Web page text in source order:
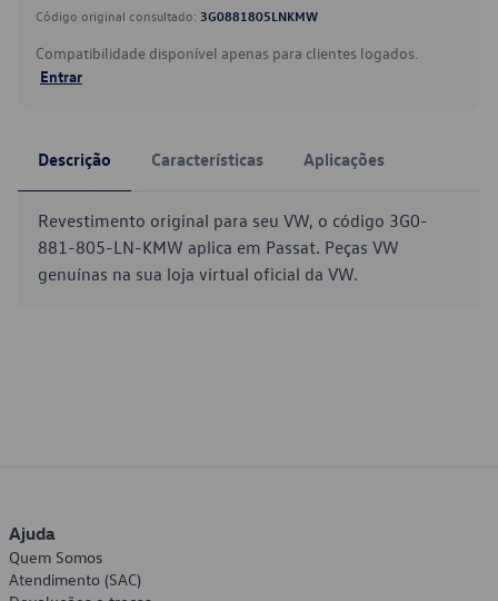
Código original consultado: 3G0881805LNKMW
Compatibilidade disponível apenas para clientes logados.
Entrar
Descrição Características Aplicações
Revestimento original para seu VW, o código 3G0-
881-805-LN-KMW aplica em Passat. Peças VW
genuínas na sua loja virtual oficial da VW.
Ajuda
Quem Somos
Atendimento (SAC)